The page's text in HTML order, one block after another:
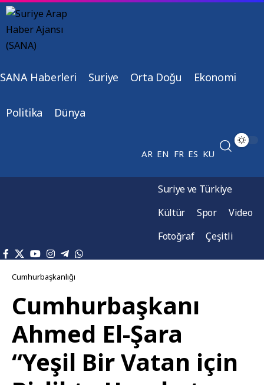
SANA Haberleri Suriye Orta Doğu Ekonomi
Politika Dünya
AR EN FR ES KU
Suriye ve Türkiye
Kültür
Spor
Video
Fotoğraf
Çeşitli
Cumhurbaşkanlığı
Cumhurbaşkanı
Ahmed El-Şara
“Yeşil Bir Vatan için